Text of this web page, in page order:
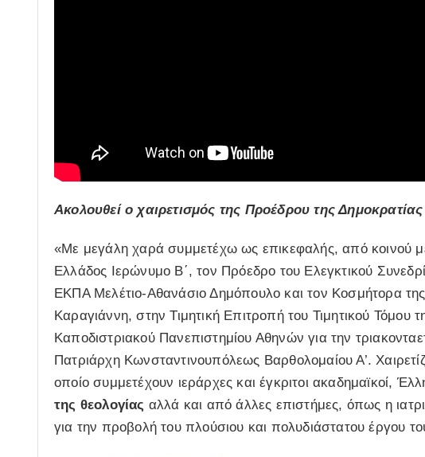
Ακολουθεί ο χαιρετισμός της Προέδρου της Δημοκρατίας
«Με μεγάλη χαρά συμμετέχω ως επικεφαλής, από κοινού
Ελλάδος Ιερώνυμο Β΄, τον Πρόεδρο του Ελεγκτικού
ΕΚΠΑ Μελέτιο-Αθανάσιο Δημόπουλο και τον Κοσμήτορα
Καραγιάννη, στην Τιμητική Επιτροπή του Τιμητικού Τόμου
Καποδιστριακού Πανεπιστημίου Αθηνών για την
Πατριάρχη Κωνσταντινουπόλεως Βαρθολομαίου Α’.
οποίο συμμετέχουν ιεράρχες και έγκριτοι ακαδημαϊκοί,
της θεολογίας αλλά και από άλλες επιστήμες, όπως η
για την προβολή του πλούσιου και πολυδιάστατου έργου